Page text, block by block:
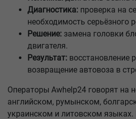
Диагностика: проверка на
необходимость серьёзного
Решение: замена головки
двигателя.
Результат: восстановление
возвращение автовоза в
Операторы Awhelp24 говорят на
английском, румынском,
украинском и литовском языках.